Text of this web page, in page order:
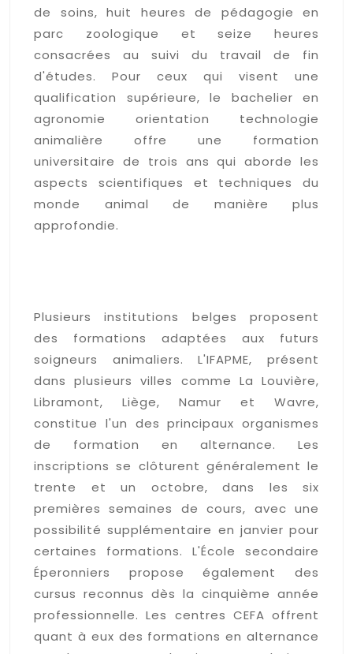
de soins, huit heures de pédagogie en
parc zoologique et seize heures
consacrées au suivi du travail de fin
d'études. Pour ceux qui visent une
qualification supérieure, le bachelier en
agronomie orientation technologie
animalière offre une formation
universitaire de trois ans qui aborde les
aspects scientifiques et techniques du
monde animal de manière plus
approfondie.
Plusieurs institutions belges proposent
des formations adaptées aux futurs
soigneurs animaliers. L'IFAPME, présent
dans plusieurs villes comme La Louvière,
Libramont, Liège, Namur et Wavre,
constitue l'un des principaux organismes
de formation en alternance. Les
inscriptions se clôturent généralement le
trente et un octobre, dans les six
premières semaines de cours, avec une
possibilité supplémentaire en janvier pour
certaines formations. L'École secondaire
Éperonniers propose également des
cursus reconnus dès la cinquième année
professionnelle. Les centres CEFA offrent
quant à eux des formations en alternance